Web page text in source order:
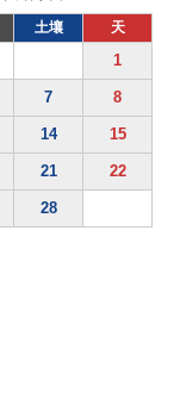
土壤 天
1
7 8
14 15
21 22
28